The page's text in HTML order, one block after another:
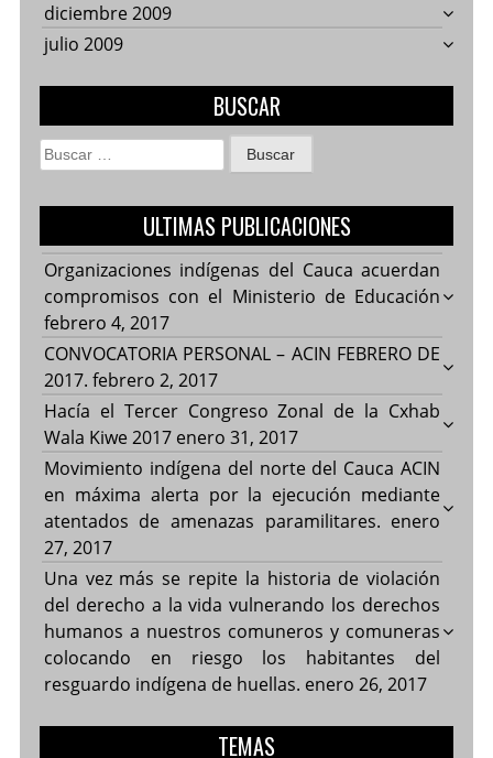
diciembre 2009
julio 2009
BUSCAR
Buscar:
ULTIMAS PUBLICACIONES
Organizaciones indígenas del Cauca acuerdan
compromisos con el Ministerio de Educación
febrero 4, 2017
CONVOCATORIA PERSONAL – ACIN FEBRERO DE
2017. febrero 2, 2017
Hacía el Tercer Congreso Zonal de la Cxhab
Wala Kiwe 2017 enero 31, 2017
Movimiento indígena del norte del Cauca ACIN
en máxima alerta por la ejecución mediante
atentados de amenazas paramilitares. enero
27, 2017
Una vez más se repite la historia de violación
del derecho a la vida vulnerando los derechos
humanos a nuestros comuneros y comuneras
colocando en riesgo los habitantes del
resguardo indígena de huellas. enero 26, 2017
TEMAS